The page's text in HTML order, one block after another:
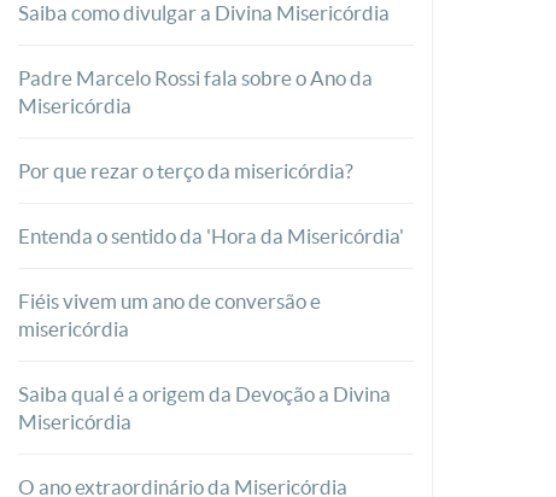
Saiba como divulgar a Divina Misericórdia
Padre Marcelo Rossi fala sobre o Ano da
Misericórdia
Por que rezar o terço da misericórdia?
Entenda o sentido da 'Hora da Misericórdia'
Fiéis vivem um ano de conversão e
misericórdia
Saiba qual é a origem da Devoção a Divina
Misericórdia
O ano extraordinário da Misericórdia